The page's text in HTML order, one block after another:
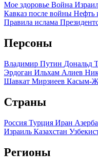
Мое здоровье Война
Кавказ после войны Нефть
Правила ислама
Персоны
Владимир Путин Дональд
Эрдоган Ильхам Алиев
Шавкат Мирзиеев Касым-
Страны
Россия Турция Иран
Израиль Казахстан
Регионы